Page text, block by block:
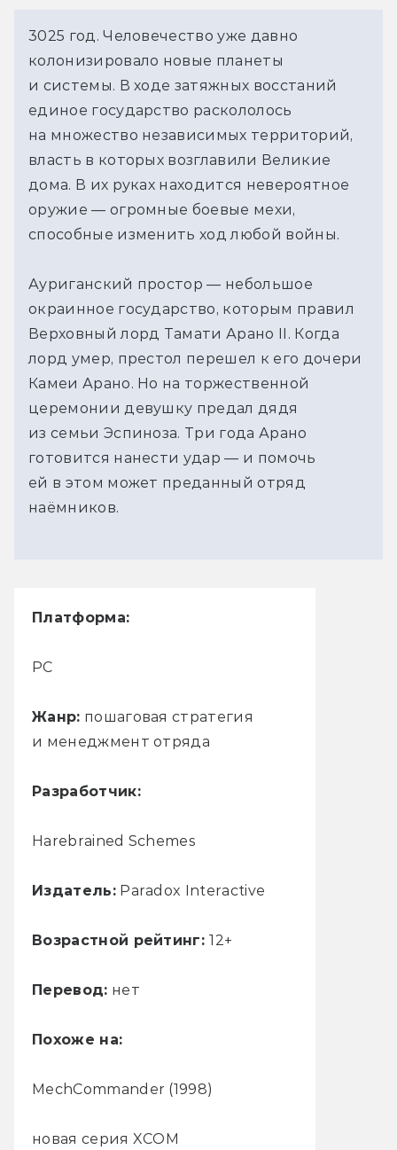
3025 год. Человечество уже давно
колонизировало новые планеты
и системы. В ходе затяжных восстаний
единое государство раскололось
на множество независимых территорий,
власть в которых возглавили Великие
дома. В их руках находится невероятное
оружие — огромные боевые мехи,
способные изменить ход любой войны.
Ауриганский простор — небольшое
окраинное государство, которым правил
Верховный лорд Тамати Арано II. Когда
лорд умер, престол перешел к его дочери
Камеи Арано. Но на торжественной
церемонии девушку предал дядя
из семьи Эспиноза. Три года Арано
готовится нанести удар — и помочь
ей в этом может преданный отряд
наёмников.
Платформа:
PC
Жанр: пошаговая стратегия
и менеджмент отряда
Разработчик:
Harebrained Schemes
Издатель:Paradox Interactive
Возрастной рейтинг:12+
Перевод: нет
Похоже на:
MechCommander (1998)
новая серия XCOM